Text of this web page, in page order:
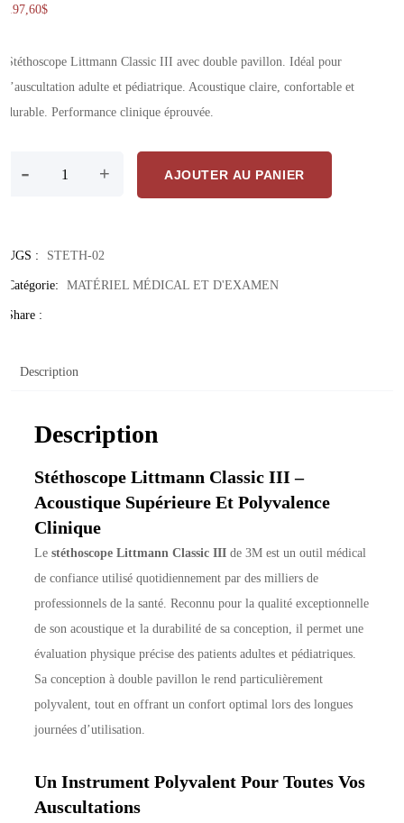
197,60$
Stéthoscope Littmann Classic III avec double pavillon. Idéal pour
l’auscultation adulte et pédiatrique. Acoustique claire, confortable et
durable. Performance clinique éprouvée.
- + AJOUTER AU PANIER
UGS : STETH-02
Catégorie: MATÉRIEL MÉDICAL ET D'EXAMEN
Share :
Description
Description
Stéthoscope Littmann Classic III –
Acoustique Supérieure Et Polyvalence
Clinique
Lestéthoscope Littmann Classic III de 3M est un outil médical
de confiance utilisé quotidiennement par des milliers de
professionnels de la santé. Reconnu pour la qualité exceptionnelle
de son acoustique et la durabilité de sa conception, il permet une
évaluation physique précise des patients adultes et pédiatriques.
Sa conception à double pavillon le rend particulièrement
polyvalent, tout en offrant un confort optimal lors des longues
journées d’utilisation.
Un Instrument Polyvalent Pour Toutes Vos
Auscultations